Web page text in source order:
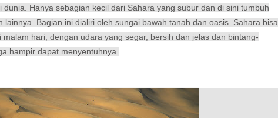
Hanya sebagian kecil dari Sahara yang subur dan di sini tumbuh
lainnya. Bagian ini dialiri oleh sungai bawah tanah dan oasis. Sahara bisa
hari, dengan udara yang segar, bersih dan jelas dan bintang-
hampir dapat menyentuhnya.